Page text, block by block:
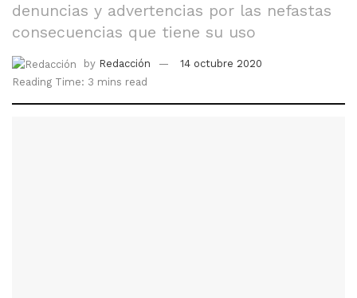
denuncias y advertencias por las nefastas
consecuencias que tiene su uso
by Redacción
14 octubre 2020
Reading Time: 3 mins read